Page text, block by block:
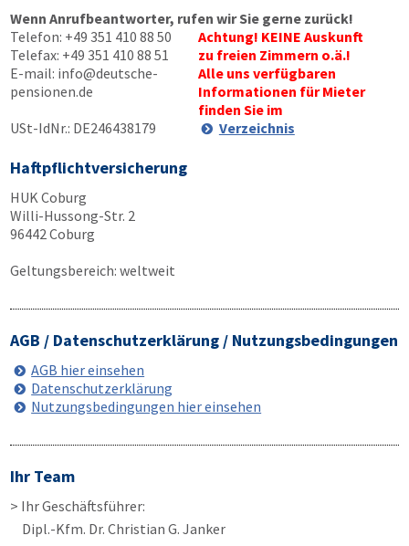
Wenn Anrufbeantworter, rufen wir Sie gerne zurück!
Telefon: +49 351 410 88 50
Telefax: +49 351 410 88 51
E-mail: info@deutsche-
pensionen.de
USt-IdNr.: DE246438179
Achtung! KEINE Auskunft
zu freien Zimmern o.ä.!
Alle uns verfügbaren
Informationen für Mieter
finden Sie im
Verzeichnis
Haftpflichtversicherung
HUK Coburg
Willi-Hussong-Str. 2
96442 Coburg
Geltungsbereich: weltweit
AGB / Datenschutzerklärung / Nutzungsbedingungen
AGB hier einsehen
Datenschutzerklärung
Nutzungsbedingungen hier einsehen
Ihr Team
> Ihr Geschäftsführer:
Dipl.-Kfm. Dr. Christian G. Janker